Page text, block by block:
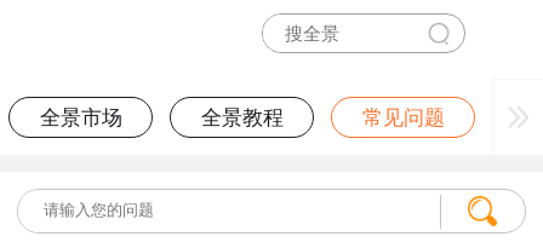
全景市场 全景教程 常见问题